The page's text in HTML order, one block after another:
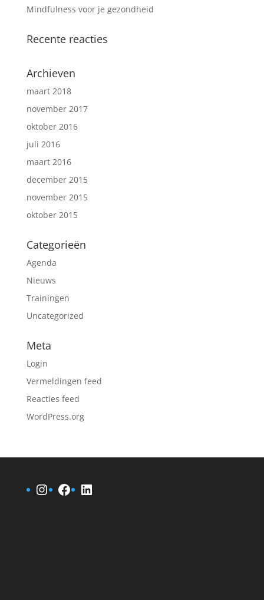
Mindfulness voor je gezondheid
Recente reacties
Archieven
maart 2018
november 2017
oktober 2016
juli 2016
maart 2016
december 2015
november 2015
oktober 2015
Categorieën
Agenda
Nieuws
Trainingen
Uncategorized
Meta
Login
Vermeldingen feed
Reacties feed
WordPress.org
Instagram
Facebook
LinkedIn